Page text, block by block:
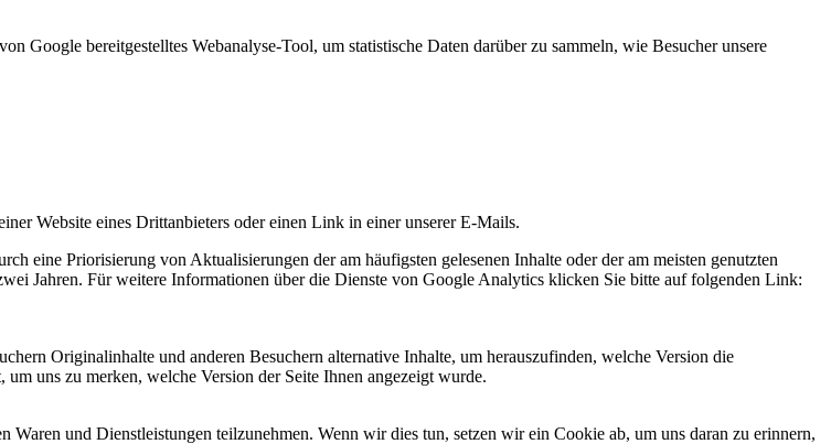
Google bereitgestelltes Webanalyse-Tool, um statistische Daten darüber zu sammeln, wie Besucher unsere
Website eines Drittanbieters oder einen Link in einer unserer E-Mails.
eine Priorisierung von Aktualisierungen der am häufigsten gelesenen Inhalte oder der am meisten genutzten
Jahren. Für weitere Informationen über die Dienste von Google Analytics klicken Sie bitte auf folgenden Link:
Originalinhalte und anderen Besuchern alternative Inhalte, um herauszufinden, welche Version die
uns zu merken, welche Version der Seite Ihnen angezeigt wurde.
und Dienstleistungen teilzunehmen. Wenn wir dies tun, setzen wir ein Cookie ab, um uns daran zu erinnern,